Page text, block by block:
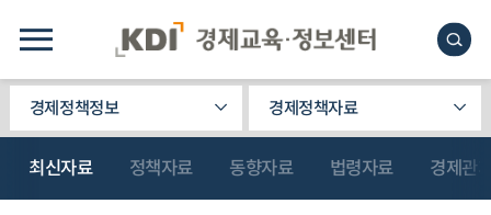
경제정책정보 경제정책자료
최신자료 정책자료 동향자료 법령자료 경제관